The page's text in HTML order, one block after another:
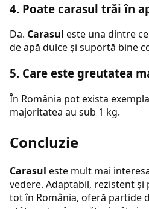
4. Poate carasul trăi în
Da. Carasul este una dintre
de apă dulce și suportă bine
5. Care este greutatea
În România pot exista
majoritatea au sub 1 kg.
Concluzie
Carasul este mult mai
vedere. Adaptabil, rezistent
tot în România, oferă partide